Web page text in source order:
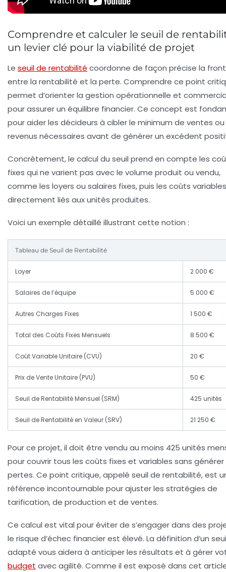
Comprendre et calculer le seuil de
un levier clé pour la viabilité de projet
Le seuil de rentabilité coordonne de façon précise la
entre la rentabilité et la perte. Comprendre ce point
permet d’orienter la gestion opérationnelle et
pour assurer un équilibre financier. Ce concept est
pour aider les décideurs à cibler le minimum de ventes
revenus nécessaires avant de générer un excédent
Concrètement, le calcul du seuil prend en compte les
fixes qui ne varient pas avec le volume produit ou vendu,
comme les loyers ou salaires fixes, puis les coûts variables
directement liés aux unités produites.
Voici un exemple détaillé illustrant cette notion :
Tableau de Seuil de Rentabilité
Loyer 2 000 €
Salaires de l’équipe 5 000 €
Autres Charges Fixes 1 500 €
Total des Coûts Fixes Mensuels 8 500 €
Coût Variable Unitaire (CVU) 20 €
Prix de Vente Unitaire (PVU) 50 €
Seuil de Rentabilité Mensuel (SRM) 425 unités
Seuil de Rentabilité en Valeur (SRV) 21 250 €
Pour ce projet, il doit être vendu au moins 425 unités
pour couvrir tous les coûts fixes et variables sans
pertes. Ce point critique, appelé seuil de rentabilité, est
référence incontournable pour ajuster les stratégies de
tarification, de production et de ventes.
Ce calcul est vital pour éviter de s’engager dans des
le risque d’échec financier est élevé. La définition d’un
adapté vous aidera à anticiper les résultats et à gérer
budget avec agilité. Comme il est exposé dans cet